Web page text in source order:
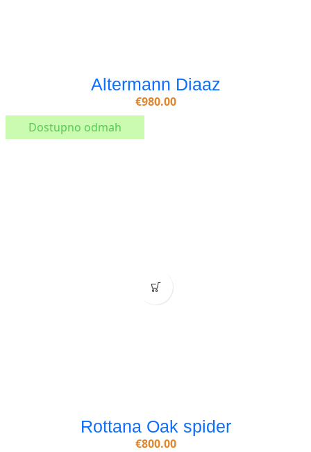
Altermann Diaaz
€980.00
Rottana Oak spider
€800.00
Dostupno odmah